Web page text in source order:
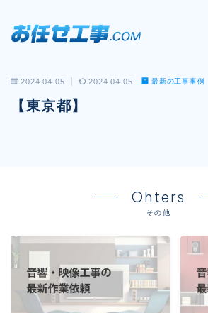
MENU
会社概要
電話工事
音響・映像設備工事
保守メンテナンス代行
2024.04.05 2024.04.05 最新の工事事例
【東京都】
Ohters
その他